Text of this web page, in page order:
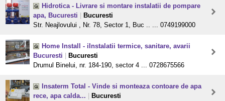
Hidrotica - Livrare si montare instalatii de pompare
apa, Bucuresti
Bucuresti
Str. Neajlovului , Nr. 78, Sector 1, Buc .. ... 0749199000
Home Install - iInstalatii termice, sanitare, avarii
Bucuresti
Bucuresti
Drumul Binelui, nr. 184-190, sector 4 ... 0728675566
Insaterm Total - Vinde si monteaza contoare de apa
rece, apa calda...
Bucuresti